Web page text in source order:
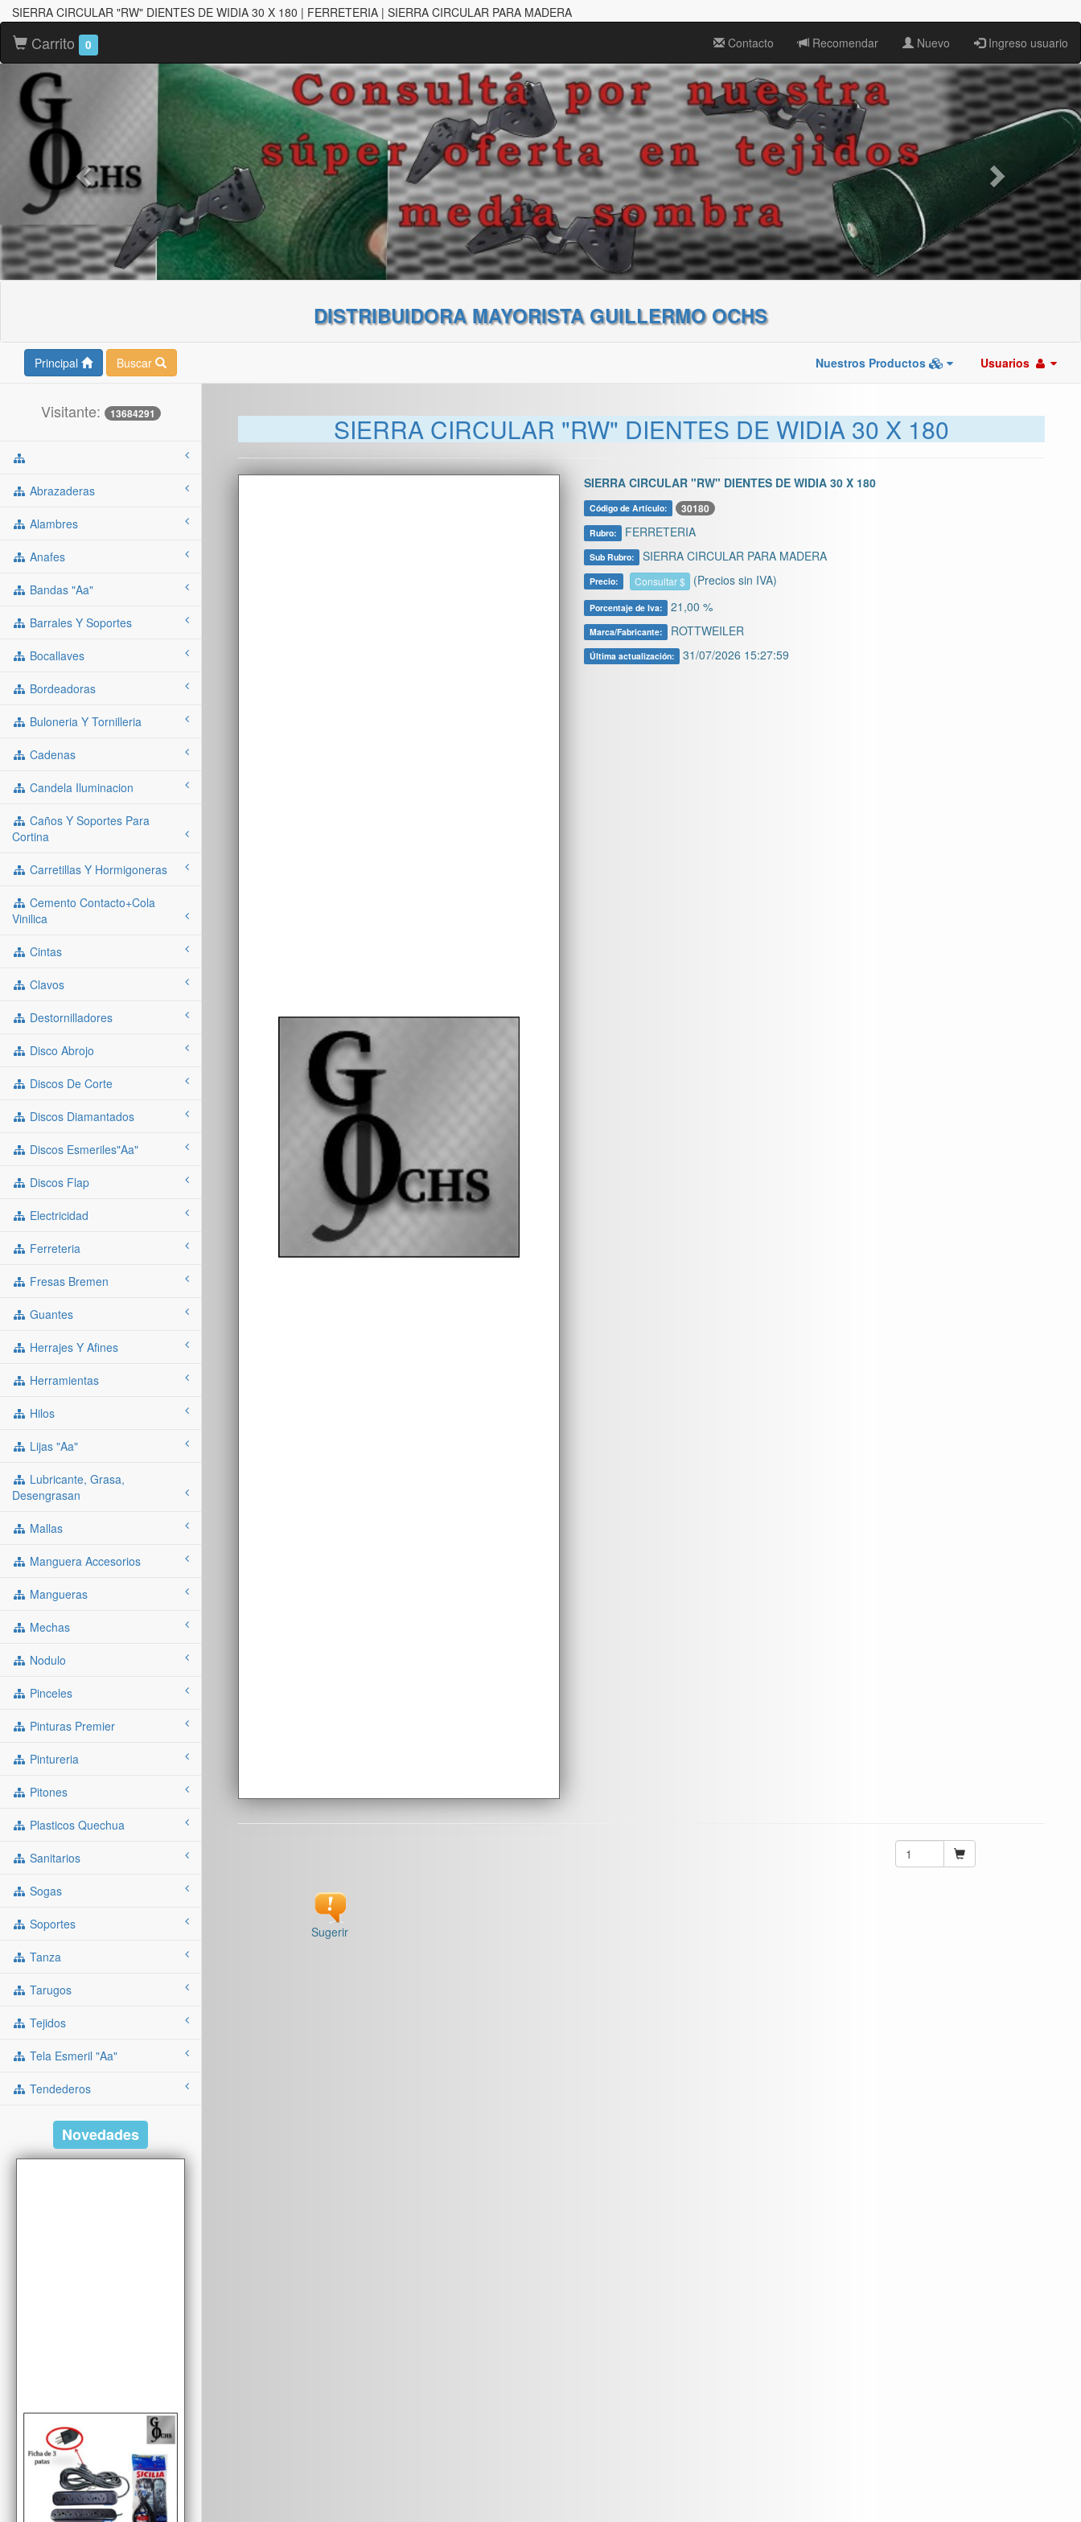
SIERRA CIRCULAR "RW" DIENTES DE WIDIA 30 X 180 | FERRETERIA | SIERRA CIRCULAR PARA MADERA
Carrito 0 Contacto Recomendar Nuevo Ingreso usuario
DISTRIBUIDORA MAYORISTA GUILLERMO OCHS
Principal Buscar Nuestros Productos Usuarios
Visitante: 13684291
Abrazaderas
Alambres
Anafes
Bandas "aa"
Barrales Y Soportes
Bocallaves
Bordeadoras
Buloneria Y Tornilleria
Cadenas
Candela Iluminacion
Caños Y Soportes Para
Cortina
Carretillas Y Hormigoneras
Cemento Contacto+cola
Vinilica
Cintas
Clavos
Destornilladores
Disco Abrojo
Discos De Corte
Discos Diamantados
Discos Esmeriles"aa"
Discos Flap
Electricidad
Ferreteria
Fresas Bremen
Guantes
Herrajes Y Afines
Herramientas
Hilos
Lijas "aa"
Lubricante, Grasa,
Desengrasan
Mallas
Manguera Accesorios
Mangueras
Mechas
Nodulo
Pinceles
Pinturas Premier
Pintureria
Pitones
Plasticos Quechua
Sanitarios
Sogas
Soportes
Tanza
Tarugos
Tejidos
Tela Esmeril "aa"
Tendederos
Novedades
SIERRA CIRCULAR "RW" DIENTES DE WIDIA 30 X 180
SIERRA CIRCULAR "RW" DIENTES DE WIDIA 30 X 180
Código de Artículo: 30180
Rubro: FERRETERIA
Sub Rubro: SIERRA CIRCULAR PARA MADERA
Precio: Consultar $ (Precios sin IVA)
Porcentaje de Iva: 21,00 %
Marca/Fabricante: ROTTWEILER
Última actualización: 31/07/2026 15:27:59
Sugerir